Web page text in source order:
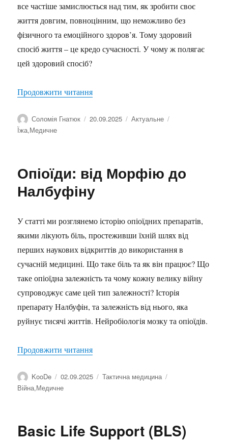
все частіше замислюється над тим, як зробити своє
життя довгим, повноцінним, що неможливо без
фізичного та емоційного здоров’я. Тому здоровий
спосіб життя – це кредо сучасності. У чому ж полягає
цей здоровий спосіб?
Продовжити читання“Функціональна медицина та
Автор
Соломія Гнатюк Оприлюднено
20.09.2025 Категорії
Актуальне
Їжа,Медичне
Опіоїди: від Морфію до
Налбуфіну
У статті ми розглянемо історію опіоїдних препаратів,
якими лікують біль, простеживши їхній шлях від
перших наукових відкриттів до використання в
сучасній медицині. Що таке біль та як він працює? Що
таке опіоїдна залежність та чому кожну велику війну
супроводжує саме цей тип залежності? Історія
препарату Налбуфін, та залежність від нього, яка
руйнує тисячі життів. Нейробіологія мозку та опіоїдів.
Продовжити читання“Опіоїди: від Морфію до Налбуфіну”
Автор
KooDe Оприлюднено
02.09.2025 Категорії
Тактична медицина
Війна,Медичне
Basic Life Support (BLS)